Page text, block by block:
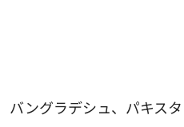
バングラデシュ、パキス